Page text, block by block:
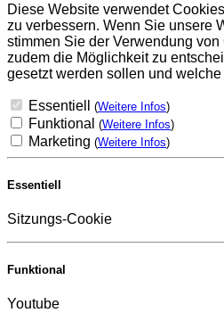
Diese Website verwendet
zu verbessern. Wenn Sie unsere
stimmen Sie der Verwendung
zudem die Möglichkeit zu
gesetzt werden sollen und welche
Essentiell (Weitere Infos)
Funktional (Weitere Infos)
Marketing (Weitere Infos)
Essentiell
Sitzungs-Cookie
Funktional
Youtube